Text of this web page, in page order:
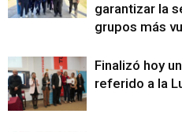
garantizar la
grupos más
Finalizó hoy
referido a la